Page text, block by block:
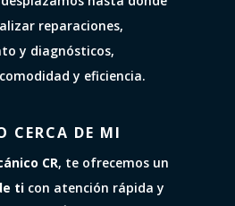
reparaciones,
y diagnósticos,
y eficiencia.
CERCA DE MI
CR, te ofrecemos un
ticon atención rápida y